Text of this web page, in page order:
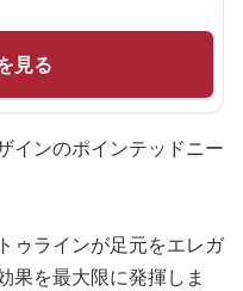
見る
インのポインテッドニー
ゥラインが足元をエレガ
果を最大限に発揮しま